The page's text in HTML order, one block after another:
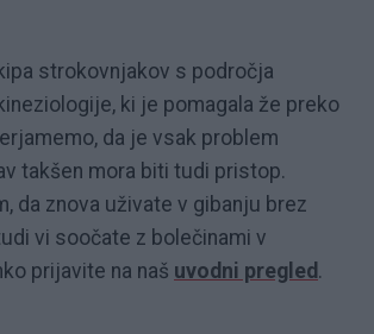
strokovnjakov s področja
ki je pomagala že preko
da je vsak problem
takšen mora biti tudi pristop.
da znova uživate v gibanju brez
vi soočate z bolečinami v
prijavite na naš uvodni pregled .